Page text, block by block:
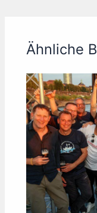
Ähnliche